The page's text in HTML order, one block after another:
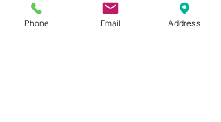
Phone Email Address